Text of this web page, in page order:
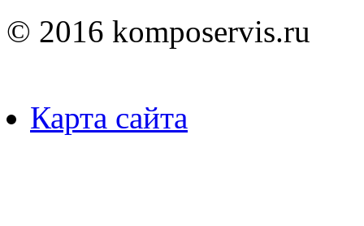
© 2016 komposervis.ru
Карта сайта